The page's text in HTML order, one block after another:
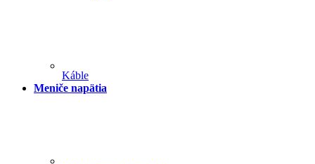
Káble
Meniče napätia